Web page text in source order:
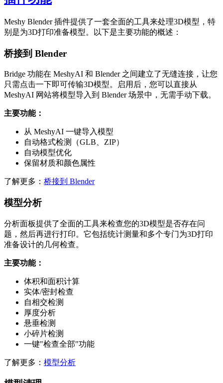
Meshy Blender 插件提供了一套全面的工具来处理3D模型，特
别是为3D打印准备模型。以下是主要功能的概述：
桥接到 Blender
Bridge 功能在 MeshyAI 和 Blender 之间建立了无缝连接，让您
只需点击一下即可传输3D模型。启用后，您可以直接从
MeshyAI 网站将模型导入到 Blender 场景中，无需手动下载。
主要功能：
从 MeshyAI 一键导入模型
自动格式检测（GLB、ZIP）
自动模型优化
保留材质和颜色属性
了解更多： 桥接到 Blender
模型分析
分析面板提供了全面的工具来检查您的3D模型是否存在问
题，然后再进行打印。它包括统计测量和多个专门为3D打印
准备设计的几何检查。
主要功能：
体积和面积计算
实体/密封检查
自相交检测
厚度分析
悬垂检测
小碎片检测
一键"检查全部"功能
了解更多： 模型分析